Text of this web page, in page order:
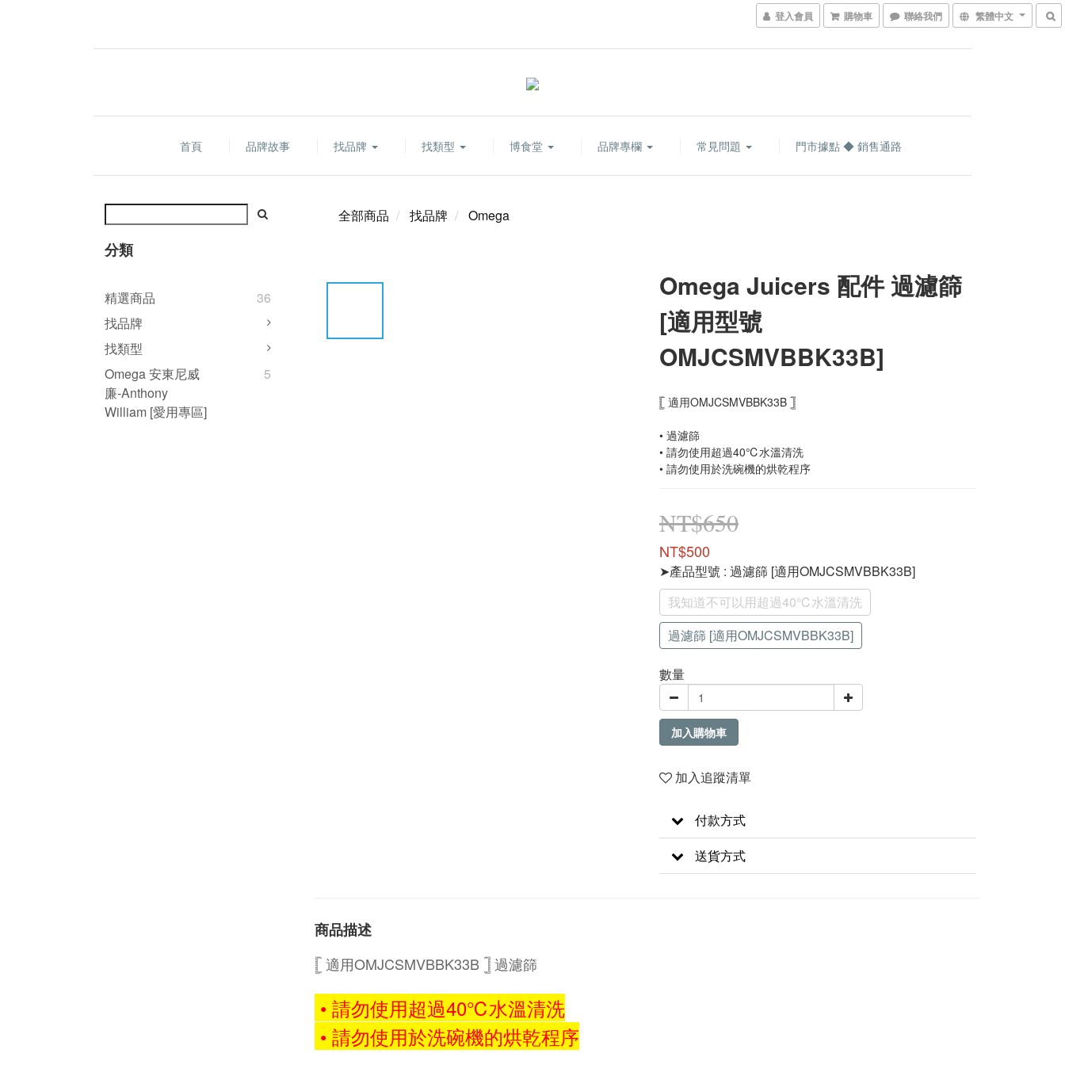
登入會員 購物車 聯絡我們 繁體中文
首頁 品牌故事 找品牌 找類型 博食堂 品牌專欄 常見問題 門市據點 ◆ 銷售通路
分類
精選商品
36
找品牌
找類型
Omega 安東尼威
廉-Anthony
William [愛用專區]
5
全部商品 找品牌 Omega
Omega Juicers 配件 過濾篩
[適用型號
OMJCSMVBBK33B]
𓊈 適用OMJCSMVBBK33B 𓊉
• 過濾篩
• 請勿使用超過40℃水溫清洗
• 請勿使用於洗碗機的烘乾程序
NT$650
NT$500
➤產品型號 : 過濾篩 [適用OMJCSMVBBK33B]
我知道不可以用超過40℃水溫清洗
過濾篩 [適用OMJCSMVBBK33B]
數量
加入購物車
加入追蹤清單
付款方式
送貨方式
商品描述
𓊈 適用OMJCSMVBBK33B 𓊉過濾篩
• 請勿使用超過40℃水溫清洗
• 請勿使用於洗碗機的烘乾程序